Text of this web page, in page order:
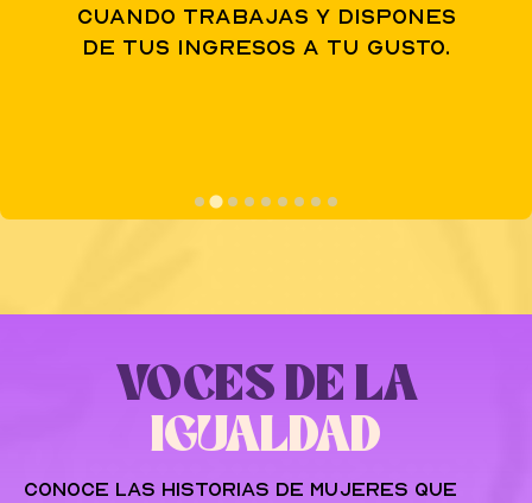
Cuando trabajas y dispones
de tus ingresos a tu gusto.
VOCES DE LA
IGUALDAD
Conoce las historias de mujeres que